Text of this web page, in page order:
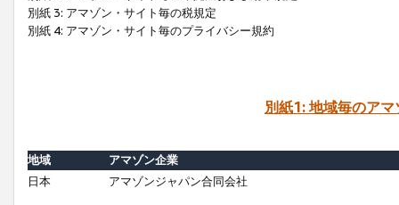
別紙 3: アマゾン・サイト毎の税規定
別紙 4: アマゾン・サイト毎のプライバシー規約
別紙1: 地域毎のア
地域
アマゾン企業
日本
アマゾンジャパン合同会社